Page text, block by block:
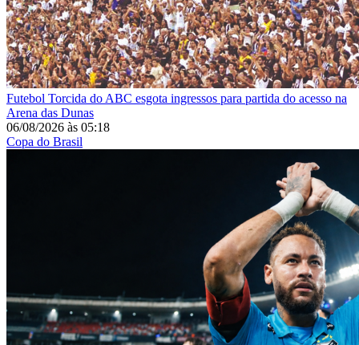
Futebol Torcida do ABC esgota ingressos para partida do acesso na
Arena das Dunas
06/08/2026 às 05:18
Copa do Brasil